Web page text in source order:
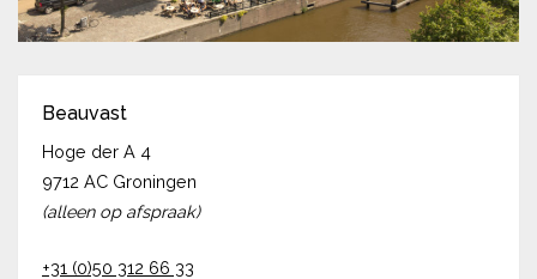
Beauvast
Hoge der A 4
9712 AC Groningen
(alleen op afspraak)
+31 (0)50 312 66 33